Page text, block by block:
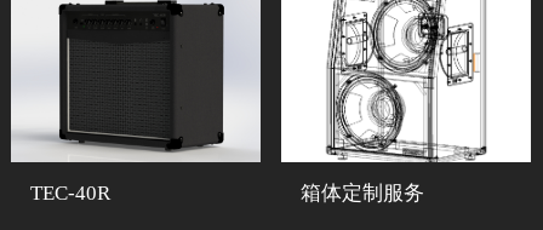
TEC-40R 箱体定制服务